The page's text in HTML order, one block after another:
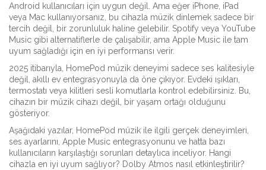
Android kullanıcıları için uygun değil. Ama eğer iPhone, iPad
veya Mac kullanıyorsanız, bu cihazla müzik dinlemek sadece bir
tercih değil, bir zorunluluk haline gelebilir. Spotify veya YouTube
Music gibi alternatiflerle de çalışabilir, ama Apple Music ile tam
uyum sağladığı için en iyi performansı verir.
2025 itibarıyla, HomePod müzik deneyimi sadece ses kalitesiyle
değil, akıllı ev entegrasyonuyla da öne çıkıyor. Evdeki ışıkları,
termostatı veya kilitleri sesli komutlarla kontrol edebilirsiniz. Bu,
cihazın bir müzik cihazı değil, bir yaşam ortağı olduğunu
gösteriyor.
Aşağıdaki yazılar, HomePod müzik ile ilgili gerçek deneyimleri,
ses ayarlarını, Apple Music entegrasyonunu ve hatta bazı
kullanıcıların karşılaştığı sorunları detaylıca inceliyor. Hangi
cihazla en iyi uyum sağlıyor? Dolby Atmos nasıl etkinleştirilir?